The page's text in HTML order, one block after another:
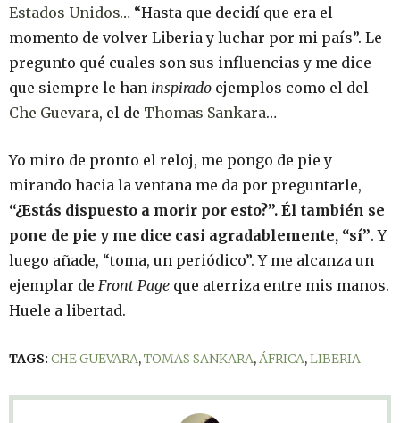
Estados Unidos… “Hasta que decidí que era el
momento de volver Liberia y luchar por mi país”. Le
pregunto qué cuales son sus influencias y me dice
que siempre le han inspirado ejemplos como el del
Che Guevara, el de Thomas Sankara…
Yo miro de pronto el reloj, me pongo de pie y
mirando hacia la ventana me da por preguntarle,
“¿Estás dispuesto a morir por esto?”. Él también se
pone de pie y me dice casi agradablemente, “sí”. Y
luego añade, “toma, un periódico”. Y me alcanza un
ejemplar de Front Page que aterriza entre mis manos.
Huele a libertad.
TAGS: CHE GUEVARA,TOMAS SANKARA, ÁFRICA,LIBERIA